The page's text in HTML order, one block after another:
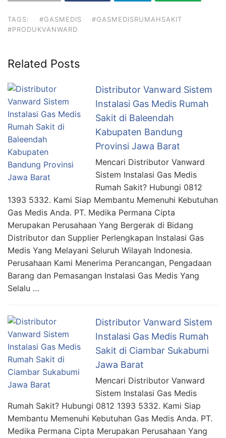
TAGS: #GASMEDIS
#GASMEDISRUMAHSAKIT
#PRODUKVANWARD
Related Posts
Distributor Vanward Sistem
Instalasi Gas Medis Rumah
Sakit di Baleendah
Kabupaten Bandung
Provinsi Jawa Barat
Mencari Distributor Vanward
Sistem Instalasi Gas Medis
Rumah Sakit? Hubungi 0812
1393 5332. Kami Siap Membantu Memenuhi Kebutuhan
Gas Medis Anda. PT. Medika Permana Cipta
Merupakan Perusahaan Yang Bergerak di Bidang
Distributor dan Supplier Perlengkapan Instalasi Gas
Medis Yang Melayani Seluruh Wilayah Indonesia.
Perusahaan Kami Menerima Perancangan, Pengadaan
Barang dan Pemasangan Instalasi Gas Medis Yang
Selalu …
Distributor Vanward Sistem
Instalasi Gas Medis Rumah
Sakit di Ciambar Sukabumi
Jawa Barat
Mencari Distributor Vanward
Sistem Instalasi Gas Medis
Rumah Sakit? Hubungi 0812 1393 5332. Kami Siap
Membantu Memenuhi Kebutuhan Gas Medis Anda. PT.
Medika Permana Cipta Merupakan Perusahaan Yang